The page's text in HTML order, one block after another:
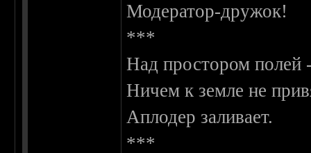
Модератор-дружок!
***
Над простором полей
Ничем к земле не
Аплодер заливает.
***